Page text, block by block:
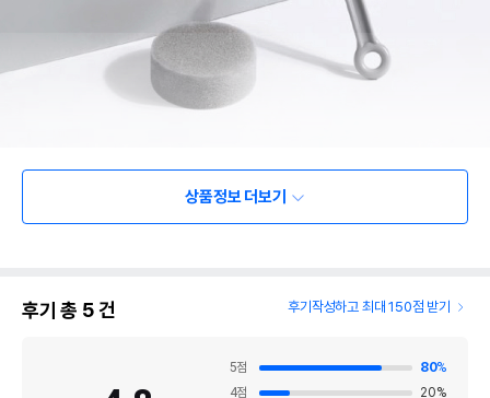
상품정보 더보기
후기 총 5건 후기작성하고 최대 150점 받기
5점 80%
4점 20%